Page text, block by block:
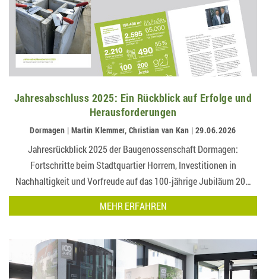
Jahresabschluss 2025: Ein Rückblick auf Erfolge und
Herausforderungen
Dormagen | Martin Klemmer, Christian van Kan | 29.06.2026
Jahresrückblick 2025 der Baugenossenschaft Dormagen:
Fortschritte beim Stadtquartier Horrem, Investitionen in
Nachhaltigkeit und Vorfreude auf das 100-jährige Jubiläum 20…
MEHR ERFAHREN